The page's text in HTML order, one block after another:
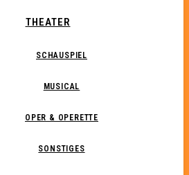
THEATER
SCHAUSPIEL
MUSICAL
OPER & OPERETTE
SONSTIGES